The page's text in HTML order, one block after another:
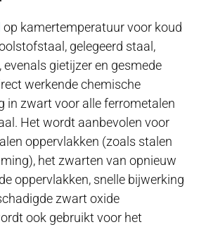
op kamertemperatuur voor koud
gelegeerd staal,
gietijzer en gesmede
werkende chemische
in zwart voor alle ferrometalen
Het wordt aanbevolen voor
oppervlakken (zoals stalen
het zwarten van opnieuw
oppervlakken, snelle bijwerking
zwart oxide
ook gebruikt voor het